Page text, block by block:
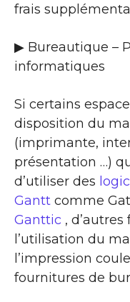
frais
▶ Bureautique –
informatiques
Si certains
disposition du
(imprimante,
présentation …)
d’utiliser des
Gantt comme
Ganttic ,
l’utilisation du
l’impression
fournitures de